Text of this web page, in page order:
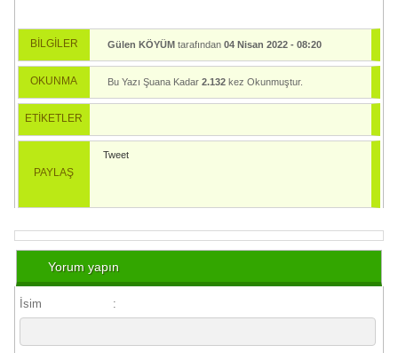
BİLGİLER Gülen KÖYÜMtarafından 04 Nisan 2022 - 08:20
OKUNMA Bu Yazı Şuana Kadar 2.132kez Okunmuştur.
ETİKETLER
PAYLAŞ
Tweet
Yorum yapın
İsim :